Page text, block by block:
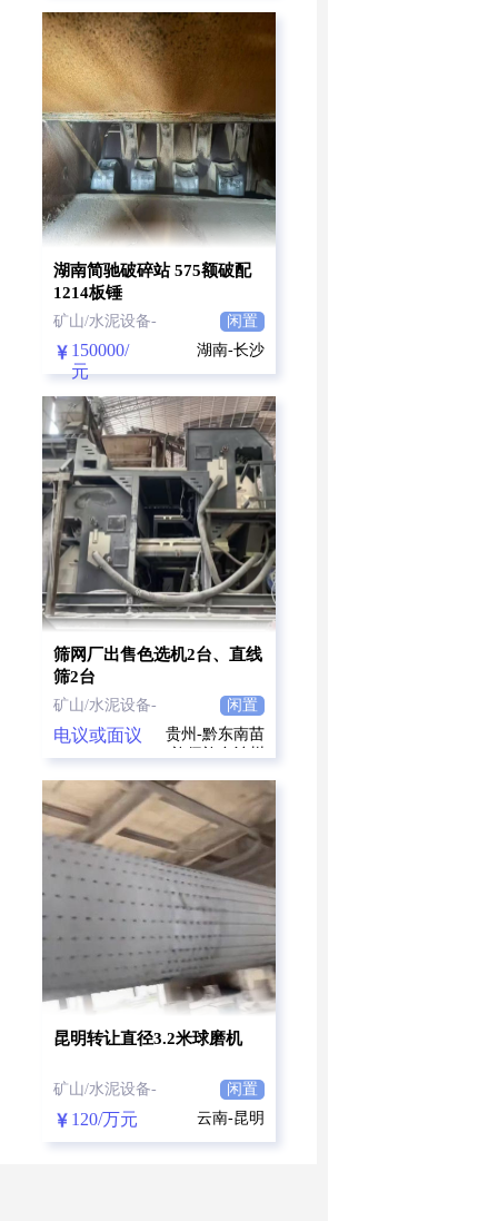
湖南简驰破碎站 575额破配
1214板锤
矿山/水泥设备- 闲置
150000/
元
湖南-长沙
筛网厂出售色选机2台、直线
筛2台
矿山/水泥设备- 闲置
电议或面议
贵州-黔东南苗
族侗族自治州
昆明转让直径3.2米球磨机
矿山/水泥设备- 闲置
120/万元 云南-昆明